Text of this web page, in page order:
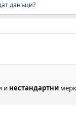
данъци?
и нестандартни